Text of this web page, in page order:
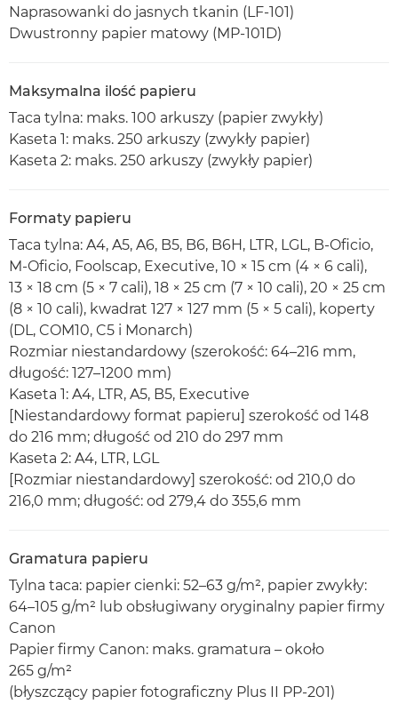
Naprasowanki do jasnych tkanin (LF-101)
Dwustronny papier matowy (MP-101D)
Maksymalna ilość papieru
Taca tylna: maks. 100 arkuszy (papier zwykły)
Kaseta 1: maks. 250 arkuszy (zwykły papier)
Kaseta 2: maks. 250 arkuszy (zwykły papier)
Formaty papieru
Taca tylna: A4, A5, A6, B5, B6, B6H, LTR, LGL, B-Oficio,
M-Oficio, Foolscap, Executive, 10 × 15 cm (4 × 6 cali),
13 × 18 cm (5 × 7 cali), 18 × 25 cm (7 × 10 cali), 20 × 25 cm
(8 × 10 cali), kwadrat 127 × 127 mm (5 × 5 cali), koperty
(DL, COM10, C5 i Monarch)
Rozmiar niestandardowy (szerokość: 64–216 mm,
długość: 127–1200 mm)
Kaseta 1: A4, LTR, A5, B5, Executive
[Niestandardowy format papieru] szerokość od 148
do 216 mm; długość od 210 do 297 mm
Kaseta 2: A4, LTR, LGL
[Rozmiar niestandardowy] szerokość: od 210,0 do
216,0 mm; długość: od 279,4 do 355,6 mm
Gramatura papieru
Tylna taca: papier cienki: 52–63 g/m², papier zwykły:
64–105 g/m² lub obsługiwany oryginalny papier firmy
Canon
Papier firmy Canon: maks. gramatura – około
265 g/m²
(błyszczący papier fotograficzny Plus II PP-201)